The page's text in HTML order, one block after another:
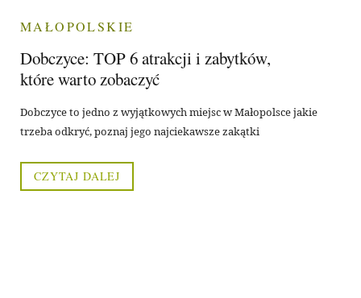
MAŁOPOLSKIE
Dobczyce: TOP 6 atrakcji i zabytków,
które warto zobaczyć
Dobczyce to jedno z wyjątkowych miejsc w Małopolsce jakie
trzeba odkryć, poznaj jego najciekawsze zakątki
CZYTAJ DALEJ